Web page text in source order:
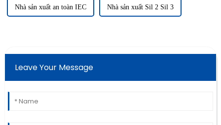
Nhà sản xuất an toàn IEC Nhà sản xuất Sil 2 Sil 3
Leave Your Message